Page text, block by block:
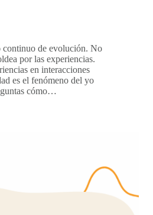
continuo de evolución. No
por las experiencias.
en interacciones
es el fenómeno del yo
cómo…